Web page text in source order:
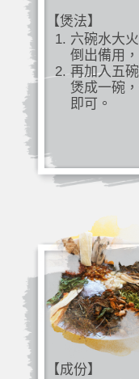
【煲法】
六碗水大
倒出備用
再加入五
煲成一碗
即可。
【成份】